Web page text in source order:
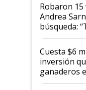
Robaron
Andrea
búsqueda:
toca a
Cuesta $6
inversión
ganaderos
histórico